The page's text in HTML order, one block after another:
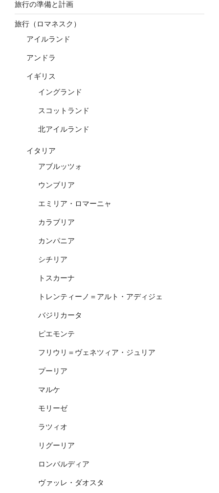
旅行の準備と計画
旅行（ロマネスク）
アイルランド
アンドラ
イギリス
イングランド
スコットランド
北アイルランド
イタリア
アブルッツォ
ウンブリア
エミリア・ロマーニャ
カラブリア
カンパニア
シチリア
トスカーナ
トレンティーノ＝アルト・アディジェ
バジリカータ
ピエモンテ
フリウリ＝ヴェネツィア・ジュリア
プーリア
マルケ
モリーゼ
ラツィオ
リグーリア
ロンバルディア
ヴァッレ・ダオスタ